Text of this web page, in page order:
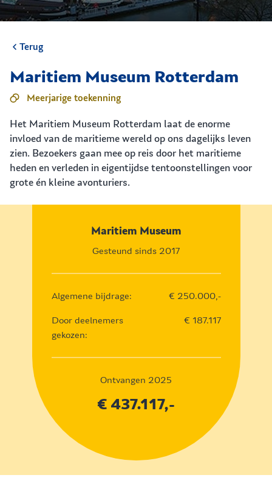
Terug
Maritiem Museum Rotterdam
Meerjarige toekenning
Het Maritiem Museum Rotterdam laat de enorme
invloed van de maritieme wereld op ons dagelijks leven
zien. Bezoekers gaan mee op reis door het maritieme
heden en verleden in eigentijdse tentoonstellingen voor
grote én kleine avonturiers.
Maritiem Museum
Gesteund sinds 2017
Algemene bijdrage: € 250.000,-
Door deelnemers
gekozen:
€ 187.117
Ontvangen 2025
€ 437.117,-